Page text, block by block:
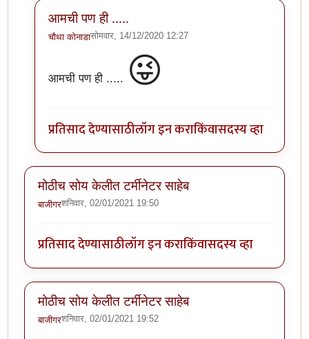
आमची पण ही .....
चौथा कोनाडासोमवार, 14/12/2020 12:27
ही माझी अट्यंट आवडती स्माय ली
आमची पण ही ..... 😜
प्रतिसाद देण्यासाठीलॉग इन कराकिंवासदस्य व्हा
मोठीच सोय केलीत टर्मीनेटर साहेब
बाजीगरशनिवार, 02/01/2021 19:50
प्रतिसाद देण्यासाठीलॉग इन कराकिंवासदस्य व्हा
मोठीच सोय केलीत टर्मीनेटर साहेब
बाजीगरशनिवार, 02/01/2021 19:52